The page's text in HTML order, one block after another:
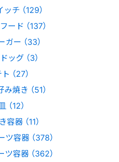
チ （129）
ード （137）
ー （33）
ッグ （3）
（27）
み焼き （51）
（12）
容器 （11）
ツ容器 （378）
ツ容器 （362）